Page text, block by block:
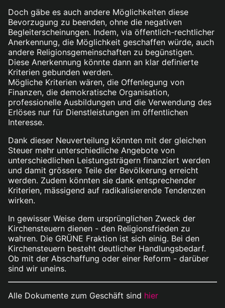
Doch gäbe es auch andere Möglichkeiten diese
Bevorzugung zu beenden, ohne die negativen
Begleiterscheinungen. Indem, via öffentlich-rechtlicher
Anerkennung, die Möglichkeit geschaffen würde, auch
andere Religionsgemeinschaften zu begünstigen.
Diese Anerkennung könnte dann an klar definierte
Kriterien gebunden werden.
Mögliche Kriterien wären, die Offenlegung von
Finanzen, die demokratische Organisation,
professionelle Ausbildungen und die Verwendung des
Erlöses nur für Dienstleistungen im öffentlichen
Interesse.
Dank dieser Neuverteilung könnten mit der gleichen
Steuer mehr unterschiedliche Angebote von
unterschiedlichen Leistungsträgern finanziert werden
und damit grössere Teile der Bevölkerung erreicht
werden. Zudem könnten sie dank entsprechender
Kriterien, mässigend auf radikalisierende Tendenzen
wirken.
In gewisser Weise dem ursprünglichen Zweck der
Kirchensteuern dienen - den Religionsfrieden zu
wahren. Die GRÜNE Fraktion ist sich einig. Bei den
Kirchensteuern besteht deutlicher Handlungsbedarf.
Ob mit der Abschaffung oder einer Reform - darüber
sind wir uneins.
Alle Dokumente zum Geschäft sind hier